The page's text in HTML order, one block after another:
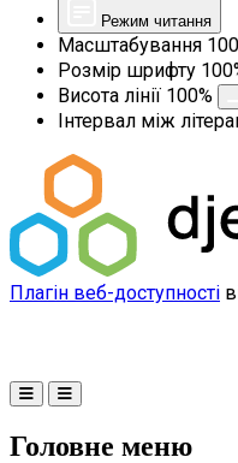
Режим читання
Масштабування 100
Розмір шрифту 100
Висота лінії 100%
Інтервал між
Плагін веб-доступності
Головне меню